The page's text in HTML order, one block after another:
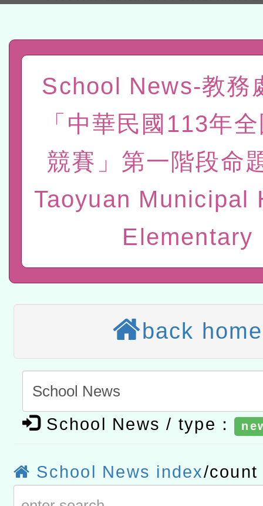
宜
轉知教育部國民及學前教
灣師範大學辦理「114至
進學校輔導計畫師資專業
計畫
函轉國家教育研究院中心
趨勢與發展」
政府教育局辦理「115年
研習實施計畫－夢的N次
北場」計畫
函轉國立臺灣師範大學辦
臺北學習中心115年度第2
班」招生簡章及EDM
轉知有關國立成功大學辦
共融平台-教案暨教學示範
教育部國民及學前教育署
擴大為「滿6個月以上尚
措施，延長至115年9月28
研究院辦理「115年表揚
位及節水達人選拔活動」
115年8月22日(星期六)辦
市孔廟祈福系列活動—儒
航」
2026年桃園地景藝術節教
轉知教育部國民及學前教
灣師範大學辦理「114至
進學校輔導計畫師資專業
計畫
函轉國家教育研究院中心
民族教育政策研討會「原
趨勢與發展」
轉知教育部國民及學前教
政府教育局辦理「115年
北場」計畫
函轉國立臺灣師範大學辦
班」招生簡章及EDM
共融平台-教案暨教學示範
教育部國民及學前教育署
School News-教務
「中華民國113年
競賽」第一階段命
Taoyuan Municipal
Elementary
back home
School News / type：
School News index/count